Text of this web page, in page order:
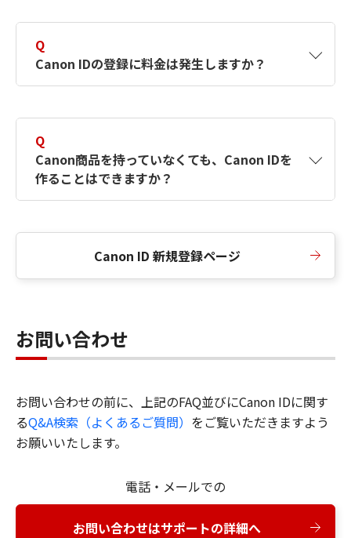
択したサービスから取得します。アカウントを
簡単に作成できるように、この情報を使用して
Canon IDの登録フォームを入力します。
Q
Canon IDの登録に料金は発生しますか？
Q
Canon商品を持っていなくても、Canon IDを
作ることはできますか？
Canon ID 新規登録ページ
お問い合わせ
お問い合わせの前に、上記のFAQ並びにCanon IDに関す
るQ&A検索（よくあるご質問） をご覧いただきますよう
お願いいたします。
電話・メールでの
お問い合わせはサポートの詳細へ